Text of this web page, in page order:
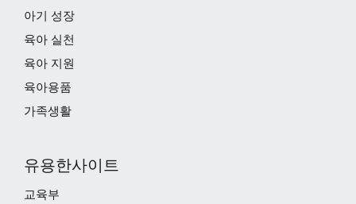
아기 성장
육아 실천
육아 지원
육아용품
가족생활
유용한사이트
교육부